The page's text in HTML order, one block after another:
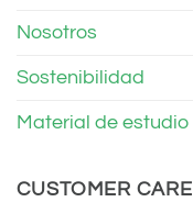
Nosotros
Sostenibilidad
Material de estudio
CUSTOMER CARE